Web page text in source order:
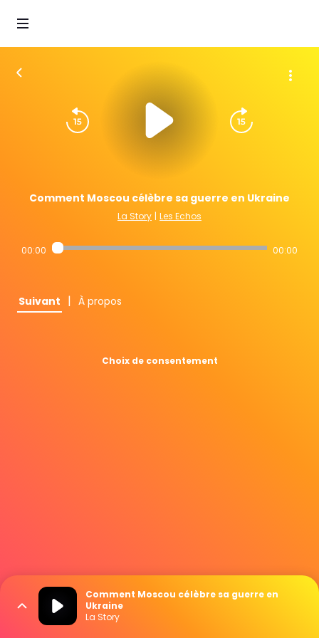
Comment Moscou célèbre sa guerre en Ukraine
La Story | Les Echos
00:00 00:00
Suivant | À propos
Choix de consentement
Comment Moscou célèbre sa guerre en
Ukraine
La Story